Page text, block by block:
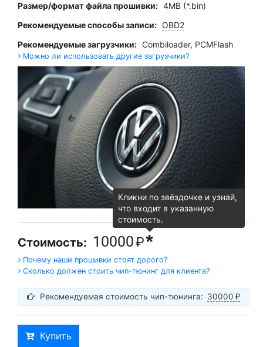
Размер/формат файла прошивки: 4MB (*.bin)
Рекомендуемые способы записи: OBD2
Рекомендуемые загрузчики: Combiloader, PCMFlash
Можно ли использовать другие загрузчики?
Стоимость: 10000₽*
Почему наши прошивки стоят дорого?
Сколько должен стоить чип-тюнинг для клиента?
Рекомендуемая стоимость чип-тюнинга: 30000₽
Купить
Кликни по звёздочке и узнай,
что входит в указанную
стоимость.